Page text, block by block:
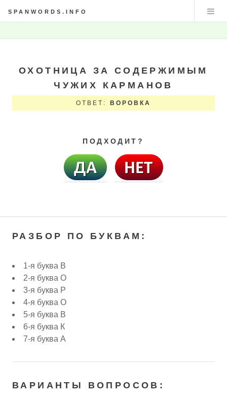
SPANWORDS.INFO
ОХОТНИЦА ЗА СОДЕРЖИМЫМ
ЧУЖИХ КАРМАНОВ
ОТВЕТ: ВОРОВКА
ПОДХОДИТ?
РАЗБОР ПО БУКВАМ:
1-я буква В
2-я буква О
3-я буква Р
4-я буква О
5-я буква В
6-я буква К
7-я буква А
ВАРИАНТЫ ВОПРОСОВ: